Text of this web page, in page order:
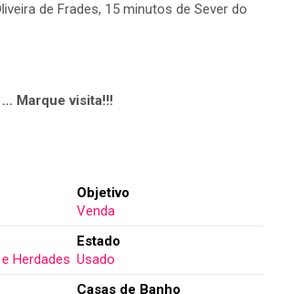
de Frades, 15 minutos de Sever do
Marque visita!!!
Objetivo
Venda
Herdades
Estado
Usado
Casas de Banho